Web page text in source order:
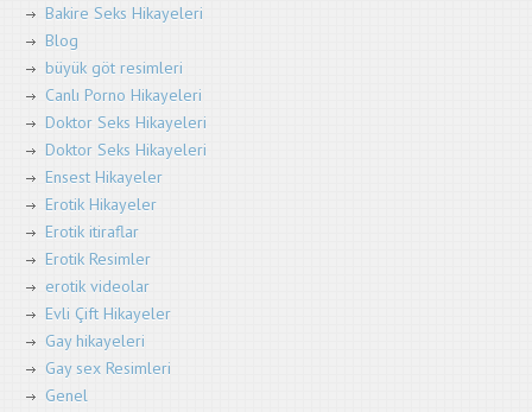
Bakire Seks Hikayeleri
Blog
büyük göt resimleri
Canlı Porno Hikayeleri
Doktor Seks Hikayeleri
Doktor Seks Hikayeleri
Ensest Hikayeler
Erotik Hikayeler
Erotik itiraflar
Erotik Resimler
erotik videolar
Evli Çift Hikayeler
Gay hikayeleri
Gay sex Resimleri
Genel